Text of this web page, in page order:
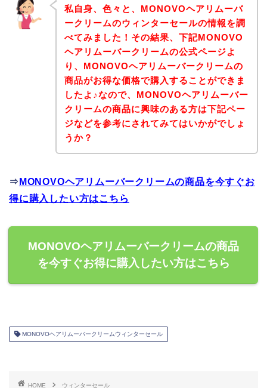
私自身、色々と、MONOVOヘアリムーバ
ークリームのウィンターセールの情報を調
べてみました！その結果、下記MONOVO
ヘアリムーバークリームの公式ページよ
り、MONOVOヘアリムーバークリームの
商品がお得な価格で購入することができま
したよ♪なので、MONOVOヘアリムーバー
クリームの商品に興味のある方は下記ペー
ジなどを参考にされてみてはいかがでしょ
うか？
⇒ MONOVOヘアリムーバークリームの商品を今すぐお
得に購入したい方はこちら
MONOVOヘアリムーバークリームの商品
を今すぐお得に購入したい方はこちら
MONOVOヘアリムーバークリームウィンターセール
HOME ウィンターセール